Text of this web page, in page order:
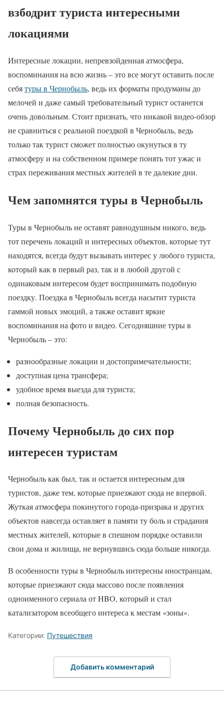
взбодрит туриста интересными
локациями
Интересные локации, непревзойденная атмосфера,
воспоминания на всю жизнь – это все могут оставить после
себятуры в Чернобыль, ведь их форматы продуманы до
мелочей и даже самый требовательный турист останется
очень довольным. Стоит признать, что никакой видео-обзор
не сравниться с реальной поездкой в Чернобыль, ведь
только так турист сможет полностью окунуться в ту
атмосферу и на собственном примере понять тот ужас и
страх переживания местных жителей в те далекие дни.
Чем запомнятся туры в Чернобыль
Туры в Чернобыль не оставят равнодушным никого, ведь
тот перечень локаций и интересных объектов, которые тут
находятся, всегда будут вызывать интерес у любого туриста,
который как в первый раз, так и в любой другой с
одинаковым интересом будет воспринимать подобную
поездку. Поездка в Чернобыль всегда насытит туриста
гаммой новых эмоций, а также оставит яркие
воспоминания на фото и видео. Сегодняшние туры в
Чернобыль – это:
разнообразные локации и достопримечательности;
доступная цена трансфера;
удобное время выезда для туриста;
полная безопасность.
Почему Чернобыль до сих пор
интересен туристам
Чернобыль как был, так и остается интересным для
туристов, даже тем, которые приезжают сюда не впервой.
Жуткая атмосфера покинутого города-призрака и других
объектов навсегда оставляет в памяти ту боль и страдания
местных жителей, которые в спешном порядке оставили
свои дома и жилища, не вернувшись сюда больше никогда.
В особенности туры в Чернобыль интересны иностранцам,
которые приезжают сюда массово после появления
одноименного сериала от HBO, который и стал
катализатором всеобщего интереса к местам «зоны».
Категории: Путешествия
Добавить комментарий